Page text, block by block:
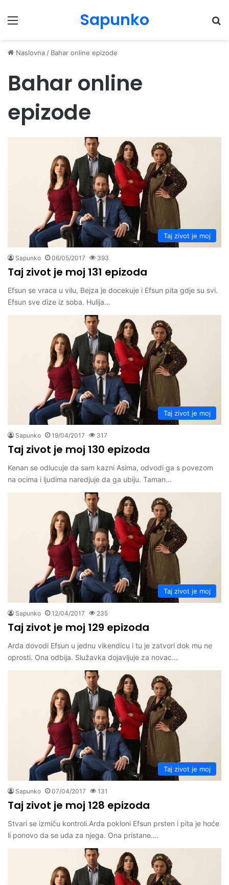
Menu Sapunko
Naslovna / Bahar online epizode
Bahar online
epizode
Taj zivot je moj
Sapunko 06/05/2017 393
Taj zivot je moj 131 epizoda
Efsun se vraca u vilu, Bejza je docekuje i Efsun pita gdje su svi.
Efsun sve dize iz soba. Hulija…
Taj zivot je moj
Sapunko 19/04/2017 317
Taj zivot je moj 130 epizoda
Kenan se odlucuje da sam kazni Asima, odvodi ga s povezom
na ocima i ljudima naredjuje da ga ubiju. Taman…
Taj zivot je moj
Sapunko 12/04/2017 235
Taj zivot je moj 129 epizoda
Arda dovodi Efsun u jednu vikendicu i tu je zatvori dok mu ne
oprosti. Ona odbija. Služavka dojavljuje za novac…
Taj zivot je moj
Sapunko 07/04/2017 131
Taj zivot je moj 128 epizoda
Stvari se izmiču kontroli.Arda pokloni Efsun prsten i pita je hoće
li ponovo da se uda za njega. Ona pristane.…